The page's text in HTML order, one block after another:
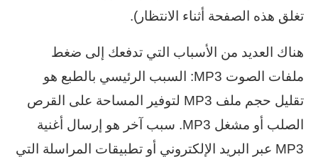
تغلق هذه الصفحة أثناء الانتظار).
هناك العديد من الأسباب التي تدفعك إلى ضغط
ملفات الصوت MP3: السبب الرئيسي بالطبع هو
تقليل حجم ملف MP3 لتوفير المساحة على القرص
الصلب أو مشغل MP3. سبب آخر هو إرسال أغنية
MP3 عبر البريد الإلكتروني أو تطبيقات المراسلة التي